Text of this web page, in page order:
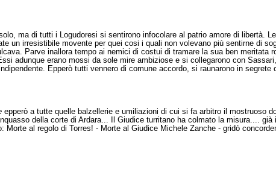
ma di tutti i Logudoresi si sentirono infocolare al patrio amore di libertà.
un irresistibile movente per quei cosi i quali non volevano più sentirne di
Parve inallora tempo ai nemici di costui di tramare la sua ben meritata
adunque erano mossi da sole mire ambiziose e si collegarono con
Epperò tutti vennero di comune accordo, si raunarono in
epperò a tutte quelle balzellerie e umiliazioni di cui si fa arbitro il mostruoso
della corte di Ardara... Il Giudice turritano ha colmato la misura....
al regolo di Torres! - Morte al Giudice Michele Zanche - gridò